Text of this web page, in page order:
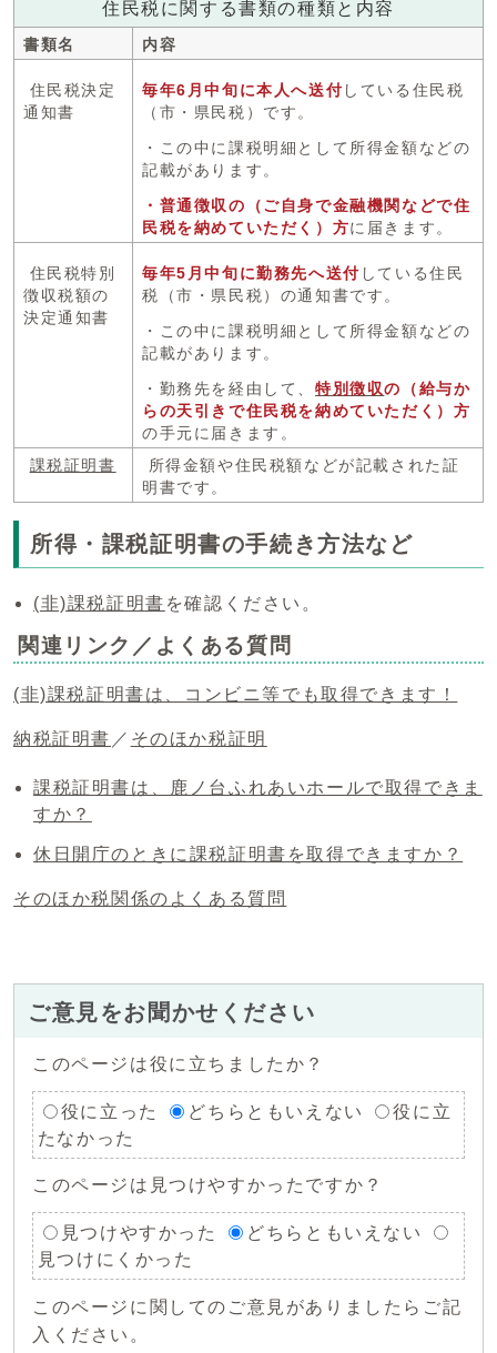
住民税に関する書類の種類と内容
書類名 内容
住民税決定
通知書
毎年6月中旬に本人へ送付 している住民税
（市・県民税）です。
・この中に課税明細として所得金額などの
記載があります。
・普通徴収の（ご自身で金融機関などで住
民税を納めていただく）方に届きます。
住民税特別
徴収税額の
決定通知書
毎年5月中旬に勤務先へ送付 している住民
税（市・県民税）の通知書です。
・この中に課税明細として所得金額などの
記載があります。
・勤務先を経由して、 特別徴収の（給与か
らの天引きで住民税を納めていただく）方
の手元に届きます。
課税証明書
所得金額や住民税額などが記載された証
明書です。
所得・課税証明書の手続き方法など
(非)課税証明書 を確認ください。
関連リンク／よくある質問
(非)課税証明書は、コンビニ等でも取得できます！
納税証明書 ／ そのほか税証明
課税証明書は、鹿ノ台ふれあいホールで取得できま
すか？
休日開庁のときに課税証明書を取得できますか？
そのほか税関係のよくある質問
ご意見をお聞かせください
このページは役に立ちましたか？
役に立った どちらともいえない
役に立
たなかった
このページは見つけやすかったですか？
見つけやすかった
どちらともいえない
見つけにくかった
このページに関してのご意見がありましたらご記
入ください。